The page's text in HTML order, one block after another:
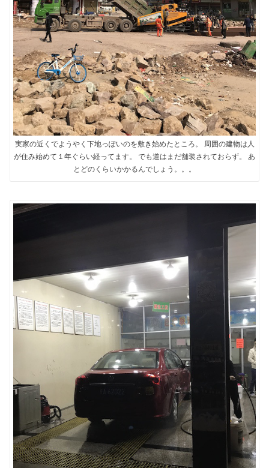
実家の近くでようやく下地っぽいのを敷き始めたところ。 周囲の建物は人
が住み始めて１年ぐらい経ってます。 でも道はまだ舗装されておらず。 あ
とどのくらいかかるんでしょう。。。